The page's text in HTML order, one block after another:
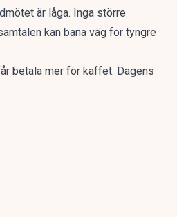
är låga. Inga större
kan bana väg för tyngre
betala mer för kaffet. Dagens